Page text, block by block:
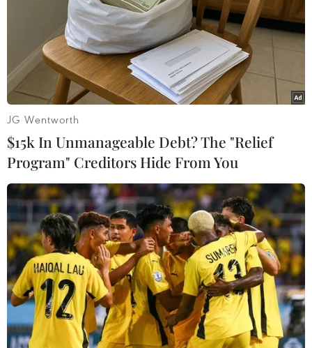
Theo dõi VietnamPlus
TIN LIÊN QUAN
JG Wentworth
$15k In Unmanageable Debt? The "Relief
Program" Creditors Hide From You